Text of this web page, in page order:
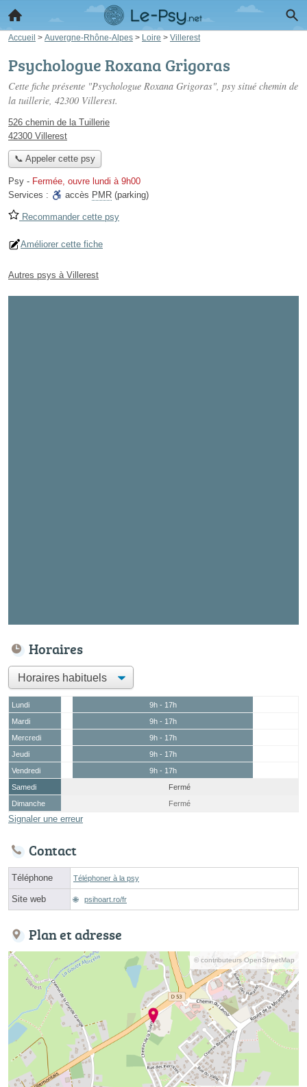
Accueil > Auvergne-Rhône-Alpes > Loire > Villerest
Psychologue Roxana Grigoras
Cette fiche présente "Psychologue Roxana Grigoras", psy situé chemin de
la tuillerie, 42300 Villerest.
526 chemin de la Tuillerie
42300 Villerest
📞 Appeler cette psy
Psy - Fermée, ouvre lundi à 9h00
Services :
accès PMR (parking)
Recommander cette psy
Améliorer cette fiche
Autres psys à Villerest
Horaires
Lundi
9h - 17h
Mardi
9h - 17h
Mercredi
9h - 17h
Jeudi
9h - 17h
Vendredi
9h - 17h
Samedi
Fermé
Dimanche
Fermé
Signaler une erreur
Contact
Téléphone Téléphoner à la psy
Site web psihoart.ro/fr
Plan et adresse
© contributeurs OpenStreetMap